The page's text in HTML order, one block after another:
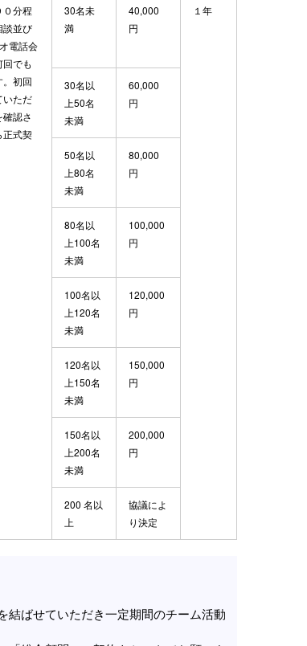
０分程
談並び
電話会
でも
。初回
いただ
認さ
正式契
30名未
満
40,000
円
１年
30名以
上50名
未満
60,000
円
50名以
上80名
未満
80,000
円
80名以
上100名
未満
100,000
円
100名以
上120名
未満
120,000
円
120名以
上150名
未満
150,000
円
150名以
上200名
未満
200,000
円
200 名以
上
協議によ
り決定
結ばせていただき一定期間のチーム活動